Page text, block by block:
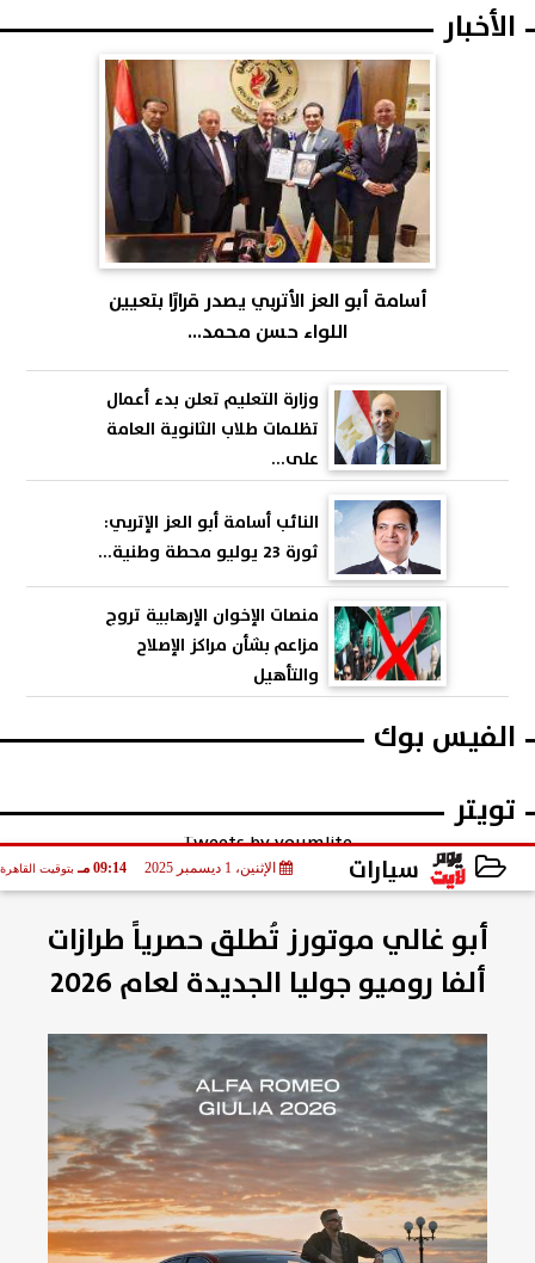
الأخبار
أسامة أبو العز الأتربي يصدر قرارًا بتعيين
اللواء حسن محمد...
وزارة التعليم تعلن بدء أعمال
تظلمات طلاب الثانوية العامة
على...
النائب أسامة أبو العز الإتربي:
ثورة 23 يوليو محطة وطنية...
منصات الإخوان الإرهابية تروج
مزاعم بشأن مراكز الإصلاح
والتأهيل
الفيس بوك
تويتر
Tweets by youmlite
سيارات الإثنين، 1 ديسمبر 2025 09:14 مـ بتوقيت القاهرة
2025-12-01 21:14:59أبو غالي موتورز تُطلق حصرياً طرازات
ألفا روميو جوليا الجديدة لعام 2026